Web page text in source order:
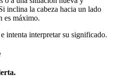
inclina la cabeza hacia un lado
es máximo.
intenta interpretar su significado.